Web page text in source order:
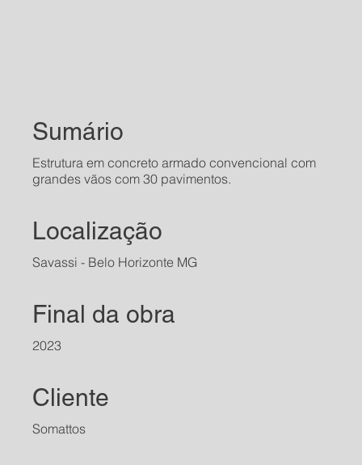
Sumário
Estrutura em concreto armado convencional com
grandes vãos com 30 pavimentos.
Localização
2023
Cliente
Savassi - Belo Horizonte MG
Final da obra
Somattos